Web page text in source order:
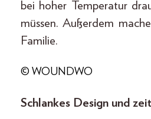
bei hoher Temperatur
müssen. Außerdem
Familie.
© WOUNDWO
Schlankes Design und